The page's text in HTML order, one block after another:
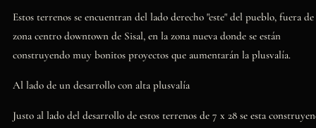
Estos terrenos se encuentran del lado derecho "este" del pueblo, fuera
zona centro downtown de Sisal, en la zona nueva donde se están
construyendo muy bonitos proyectos que aumentarán la plusvalía.
Al lado de un desarrollo con alta plusvalía
Justo al lado del desarrollo de estos terrenos de 7 x 28 se esta